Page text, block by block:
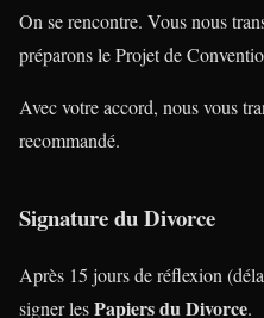
On se rencontre. Vous nous
préparons le Projet de
Avec votre accord, nous vous
recommandé.
Signature du Divorce
Après 15 jours de réflexion
signer lesPapiers du Divorce.